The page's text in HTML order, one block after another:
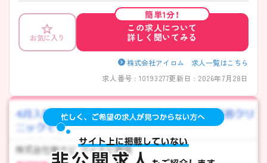
ある方は、ぜひお気軽にご応募ください。
お気に入り
簡単1分！
この求人について
詳しく聞いてみる
株式会社アイロム 求人一覧はこちら
求人番号 : 10193277更新日 : 2026年7月28日